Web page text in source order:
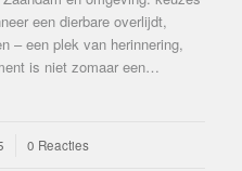
een dierbare overlijdt,
– een plek van herinnering,
is niet zomaar een…
0 Reacties